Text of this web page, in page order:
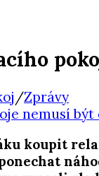
/Zprávy
koupit